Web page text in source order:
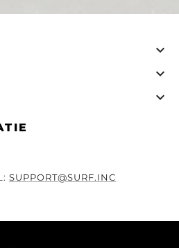



SUPPORT@SURF.INC